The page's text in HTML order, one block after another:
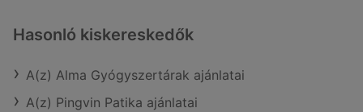
Hasonló kiskereskedők
A(z) Alma Gyógyszertárak ajánlatai
A(z) Pingvin Patika ajánlatai